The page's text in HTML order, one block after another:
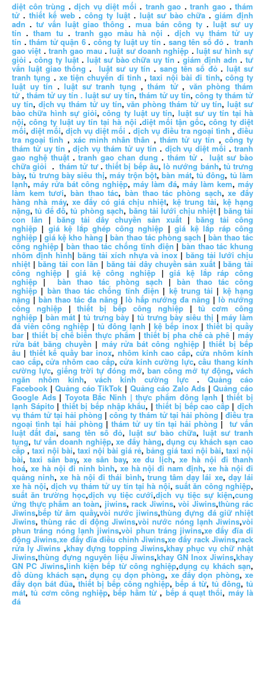
diệt côn trùng .dịch vụ diệt mối . tranh gao .tranh gao .thám
tử . thiết kế web . công ty luật . luật sư bào chữa . giám định
adn .tư vấn luật giao thông . mua bán công ty. luật sư uy
tín . tham tu . tranh gạo màu hà nội .dịch vụ thám tử uy
tín .thám tử quận 6. công ty luật uy tín . sang tên sổ đỏ .tranh
gao việt .tranh gao mau .luật sư doanh nghiệp .luật sư hình sự
giỏi . công ty luật. luật sư bào chữa uy tín .giám định adn .tư
vấn luật giao thông . luật sư uy tín .sang tên sổ đỏ.luật sư
tranh tụng . xe tiện chuyến đi tỉnh ,taxi nội bài đi tỉnh, công ty
luật uy tín .luật sư tranh tụng ,thám tử, văn phòng thám
tử ,thám tử uy tín . luật sư uy tín, thám tử uy tín, công ty thám tử
uy tín, dịch vụ thám tử uy tín,văn phòng thám tử uy tín,luật sư
bào chữa hình sự giỏi,công ty luật uy tín, luật sư uy tín tại hà
nội,công ty luật uy tín tại hà nội .diệt mối tận gốc, công ty diệt
mối,diệt mối,dịch vụ diệt mối . dịch vụ điều tra ngoại tình ,điều
tra ngoại tình , xác minh nhân thân , thám tử uy tín , công ty
thám tử uy tín ,dịch vụ thám tử uy tín . dịch vụ diệt mối .tranh
gao nghệ thuật.tranh gao chan dung . thám tử.luật sư bào
chữa giỏi .thám tử tư.thiết bị bếp âu,lò nướng bánh, tủ trưng
bày,tủ trưng bày siêu thị,máy trộn bột,bàn mát, tủ đông, tủ làm
lạnh, máy rửa bát công nghiệp, máy làm đá, máy làm kem, máy
làm kem tươi,bàn thao tác,bàn thao tác phòng sạch,xe đẩy
hàng nhà máy, xe đẩy có giá chịu nhiệt, kệ trung tải, kệ hạng
nặng,tủ để đồ,tủ phòng sạch, băng tải lưới chịu nhiệt| băng tải
con lăn | băng tải dây chuyền sản xuất | băng tải công
nghiệp | giá kệ lắp ghép công nghiệp |giá kệ lắp ráp công
nghiệp |giá kệ kho hàng |bàn thao tác phòng sạch | bàn thao tác
công nghiệp|bàn thao tác chống tĩnh điện | bàn thao tác khung
nhôm định hình| băng tải xích nhựa và inox |băng tải lưới chịu
nhiệt |băng tải con lăn | băng tải dây chuyền sản xuất |băng tải
công nghiệp|giá kệ công nghiệp |giá kệ lắp ráp công
nghiệp |bàn thao tác phòng sạch | bàn thao tác công
nghiệp | bàn thao tác chống tĩnh điện | kệ trung tải | kệ hạng
nặng | bàn thao tác đa năng |lò hấp nướng đa năng |lò nướng
công nghiệp|thiết bị bếp công nghiệp|tủ cơm công
nghiệp | bàn mát | tủ trưng bày | tủ trưng bày siêu thị |máy làm
đá viên công nghiệp | tủ đông lạnh |kệ bếp inox| thiết bị quầy
bar | thiết bị chế biến thực phẩm | thiết bị pha chế cà phê | máy
rửa bát băng chuyền | máy rửa bát công nghiệp|thiết bị bếp
âu | thiết kế quầy bar inox, nhôm kính cao cấp,cửa nhôm kính
cao cấp, cửa nhôm cao cấp, cửa kính cường lực, cầu thang kính
cường lực, giếng trời tự đóng mở, ban công mở tự động, vách
ngăn nhôm kính, vách kính cường lực . Quảng cáo
Facebook |Quảng cáo TikTok | Quảng cáo Zalo Ads |Quảng cáo
Google Ads| Toyota Bắc Ninh | thực phẩm đông lạnh |thiết bị
lạnh Sápito | thiết bị bếp nhập khẩu, |thiết bị bếp cao cấp|dịch
vụ thám tử tại hải phòng | công ty thám tử tại hải phòng | điều tra
ngoại tình tại hải phòng |thám tử uy tín tại hải phòng | tư vấn
luật đất đai, sang tên sổ đỏ, luật sư bào chữa, luật sư tranh
tụng, tư vấn doanh nghiệp,xe đẩy hàng,dụng cụ khách sạn cao
cấp , taxi nội bài, taxi nội bài giá rẻ, bảng giá taxi nội bài, taxi nội
bài,taxi sân bay,xe sân bay,xe du lịch, xe hà nội đi thanh
hoá, xe hà nội đi ninh bình, xe hà nội đi nam định,xe hà nội đi
quảng ninh,xe hà nội đi thái bình, trung tâm dạy lái xe, dạy lái
xe hà nội,dịch vụ thám tử uy tín tại hà nội,suất ăn công nghiệp,
suất ăn trường học,dịch vụ tiệc cưới,dịch vụ tiệc sự kiện,cung
ứng thực phẩm an toàn, jiwins, rack Jiwins, vòi Jiwins,thùng rác
Jiwins,bếp từ âm quầy,vòi nước jiwins,thùng đựng đá giữ nhiệt
Jiwins,thùng rác di động Jiwins,vòi nước nóng lạnh Jiwins,vòi
phun tráng nóng lạnh jiwins,vòi phun tráng jiwins,xe đẩy đĩa di
động Jiwins,xe đẩy đĩa điều chỉnh Jiwins,xe đẩy rack Jiwins,rack
rửa ly Jiwins ,khay đựng topping Jiwins,khay phục vụ chữ nhật
Jiwins,thùng đựng nguyên liệu Jiwins,khay GN Inox Jiwins,khay
GN PC Jiwins,linh kiện bếp từ công nghiệp,dụng cụ khách sạn,
đồ dùng khách sạn,dụng cụ dọn phòng, xe đẩy dọn phòng,xe
đẩy dọn bát đũa, thiết bị bếp công nghiệp,bếp á từ,tủ đông,tủ
mát,tủ cơm công nghiệp,bếp hầm từ , bếp á quạt thổi, máy là
đá